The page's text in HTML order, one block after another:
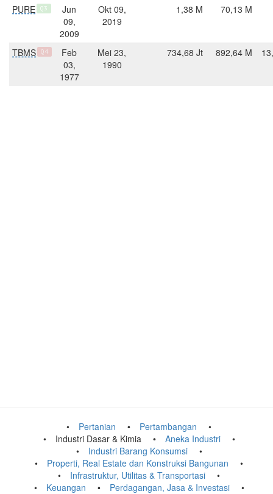
PURE Q3
Jun
09,
2009
Okt 09,
2019
1,38 M 70,13 M
TBMS Q4
Feb
03,
1977
Mei 23,
1990
734,68 Jt 892,64 M
Pertanian
Pertambangan
Industri Dasar & Kimia
Aneka Industri
Industri Barang Konsumsi
Properti, Real Estate dan Konstruksi Bangunan
Infrastruktur, Utilitas & Transportasi
Keuangan
Perdagangan, Jasa & Investasi